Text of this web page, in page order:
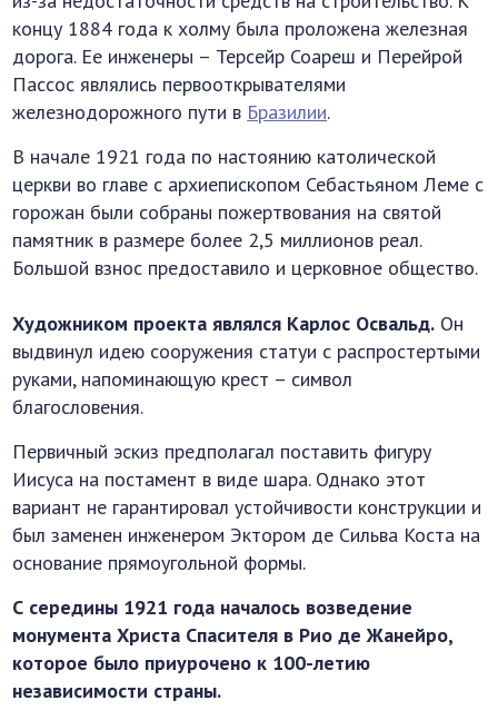
концу 1884 года к холму была проложена железная
дорога. Ее инженеры – Терсейр Соареш и Перейрой
Пассос являлись первооткрывателями
железнодорожного пути в Бразилии.
В начале 1921 года по настоянию католической
церкви во главе с архиепископом Себастьяном Леме с
горожан были собраны пожертвования на святой
памятник в размере более 2,5 миллионов реал.
Большой взнос предоставило и церковное общество.
Художником проекта являлся Карлос Освальд. Он
выдвинул идею сооружения статуи с распростертыми
руками, напоминающую крест – символ
благословения.
Первичный эскиз предполагал поставить фигуру
Иисуса на постамент в виде шара. Однако этот
вариант не гарантировал устойчивости конструкции и
был заменен инженером Эктором де Сильва Коста на
основание прямоугольной формы.
С середины 1921 года началось возведение
монумента Христа Спасителя в Рио де Жанейро,
которое было приурочено к 100-летию
независимости страны.